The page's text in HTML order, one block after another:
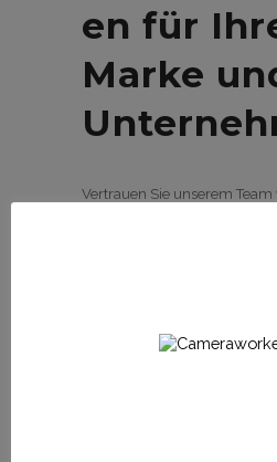
en für
Marke
Vertrauen Sie unserem Team